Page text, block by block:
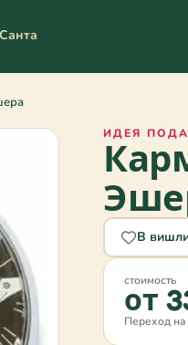
ИДЕЯ
В
стоимость
от
Переход